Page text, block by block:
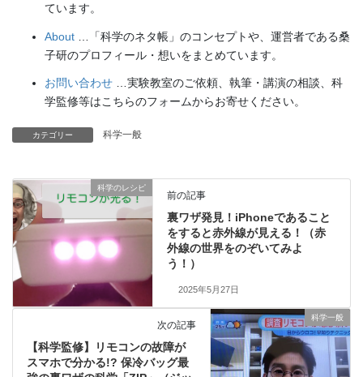
ています。
About …「科学のネタ帳」のコンセプトや、運営者である桑
子研のプロフィール・想いをまとめています。
お問い合わせ …実験教室のご依頼、執筆・講演の相談、科
学監修等はこちらのフォームからお寄せください。
カテゴリー 科学一般
科学のレシピ
前の記事
裏ワザ発見！iPhoneであること
をすると赤外線が見える！（赤
外線の世界をのぞいてみよ
う！）
2025年5月27日
科学一般
次の記事
【科学監修】リモコンの故障が
スマホで分かる!? 保冷バッグ最